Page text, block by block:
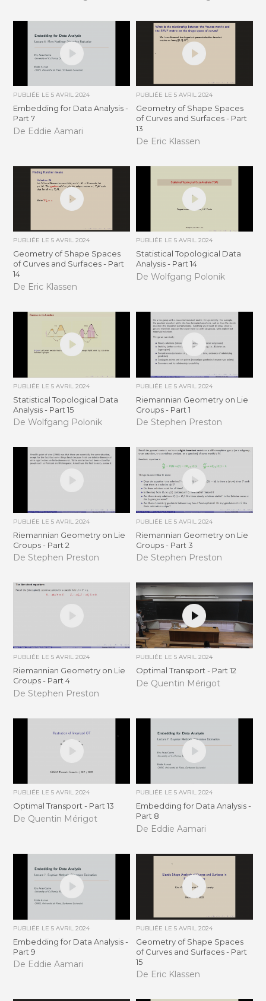
PUBLIÉE LE5 AVRIL 2024
Embedding for Data Analysis -
Part 7
De Eddie Aamari
PUBLIÉE LE 5 AVRIL 2024
Geometry of Shape Spaces
of Curves and Surfaces - Part
13
De Eric Klassen
PUBLIÉE LE5 AVRIL 2024
Geometry of Shape Spaces
of Curves and Surfaces - Part
14
De Eric Klassen
PUBLIÉE LE 5 AVRIL 2024
Statistical Topological Data
Analysis - Part 14
De Wolfgang Polonik
PUBLIÉE LE5 AVRIL 2024
Statistical Topological Data
Analysis - Part 15
De Wolfgang Polonik
PUBLIÉE LE 5 AVRIL 2024
Riemannian Geometry on Lie
Groups - Part 1
De Stephen Preston
PUBLIÉE LE5 AVRIL 2024
Riemannian Geometry on Lie
Groups - Part 2
De Stephen Preston
PUBLIÉE LE 5 AVRIL 2024
Riemannian Geometry on Lie
Groups - Part 3
De Stephen Preston
PUBLIÉE LE5 AVRIL 2024
Riemannian Geometry on Lie
Groups - Part 4
De Stephen Preston
PUBLIÉE LE 5 AVRIL 2024
Optimal Transport - Part 12
De Quentin Mérigot
PUBLIÉE LE5 AVRIL 2024
Optimal Transport - Part 13
De Quentin Mérigot
PUBLIÉE LE 5 AVRIL 2024
Embedding for Data Analysis -
Part 8
De Eddie Aamari
PUBLIÉE LE5 AVRIL 2024
Embedding for Data Analysis -
Part 9
De Eddie Aamari
PUBLIÉE LE 5 AVRIL 2024
Geometry of Shape Spaces
of Curves and Surfaces - Part
15
De Eric Klassen